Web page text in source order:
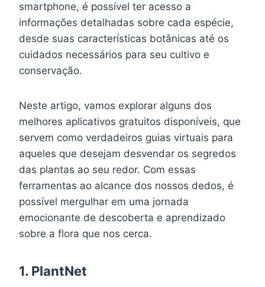
smartphone, é possível ter acesso a
informações detalhadas sobre cada espécie,
desde suas características botânicas até os
cuidados necessários para seu cultivo e
conservação.
Neste artigo, vamos explorar alguns dos
melhores aplicativos gratuitos disponíveis, que
servem como verdadeiros guias virtuais para
aqueles que desejam desvendar os segredos
das plantas ao seu redor. Com essas
ferramentas ao alcance dos nossos dedos, é
possível mergulhar em uma jornada
emocionante de descoberta e aprendizado
sobre a flora que nos cerca.
1. PlantNet